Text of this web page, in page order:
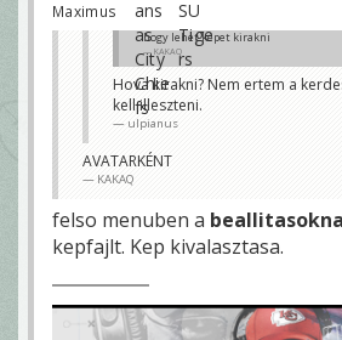
Maximus
hogy lehet képet kirakni
KAKAQ
Hova kirakni? Nem ertem a
kell illeszteni.
ulpianus
AVATARKÉNT
KAKAQ
felso menuben a
kepfajlt. Kep kivalasztasa.